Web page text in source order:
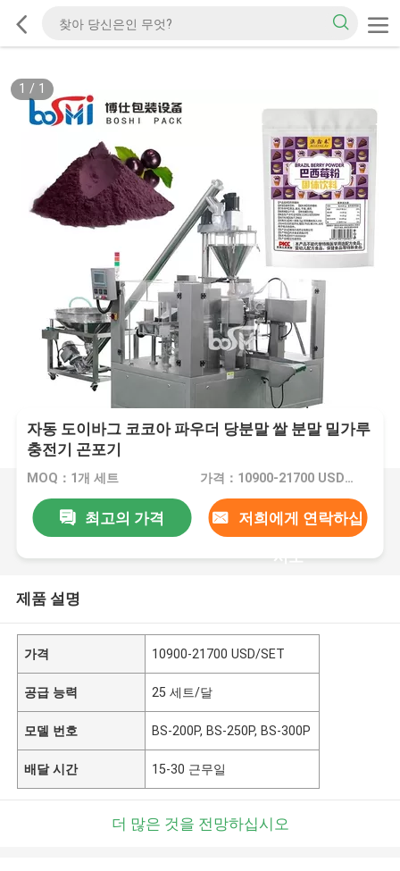
1 / 1
자동 도이바그 코코아 파우더 당분말 쌀 분말 밀가루
충전기 곤포기
MOQ：1개 세트 가격：10900-21700 USD/SET
최고의 가격 저희에게 연락하십
시오
제품 설명
가격 10900-21700 USD/SET
공급 능력 25 세트/달
모델 번호 BS-200P, BS-250P, BS-300P
배달 시간 15-30 근무일
더 많은 것을 전망하십시오